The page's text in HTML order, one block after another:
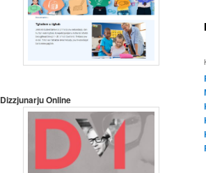
Dizzjunarju Online